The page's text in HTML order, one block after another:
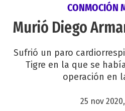
CONMOCIÓN
Murió Diego
Sufrió un paro
Tigre en la que se
operación en
25 nov